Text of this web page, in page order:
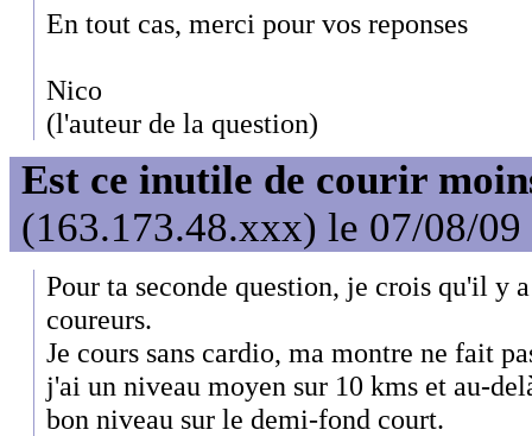
En tout cas, merci pour vos reponses
Nico
(l'auteur de la question)
Est ce inutile de courir
(163.173.48.xxx) le 07/08/09
Pour ta seconde question, je crois qu'il y
coureurs.
Je cours sans cardio, ma montre ne fait
j'ai un niveau moyen sur 10 kms et au-
bon niveau sur le demi-fond court.